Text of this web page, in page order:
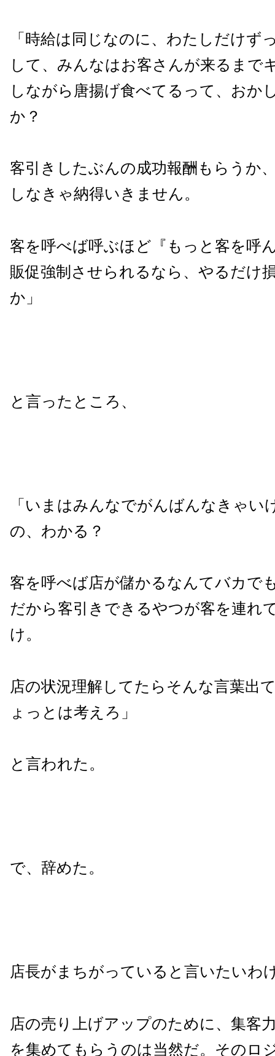
「時給は同じなのに、わたしだけず
して、みんなはお客さんが来るまで
しながら唐揚げ食べてるって、おか
か？
客引きしたぶんの成功報酬もらうか
しなきゃ納得いきません。
客を呼べば呼ぶほど『もっと客を呼
販促強制させられるなら、やるだけ
か」
と言ったところ、
「いまはみんなでがんばんなきゃい
の、わかる？
客を呼べば店が儲かるなんてバカで
だから客引きできるやつが客を連れ
け。
店の状況理解してたらそんな言葉出
ょっとは考えろ」
と言われた。
で、辞めた。
店長がまちがっていると言いたいわ
店の売り上げアップのために、集客
を集めてもらうのは当然だ。そのロ